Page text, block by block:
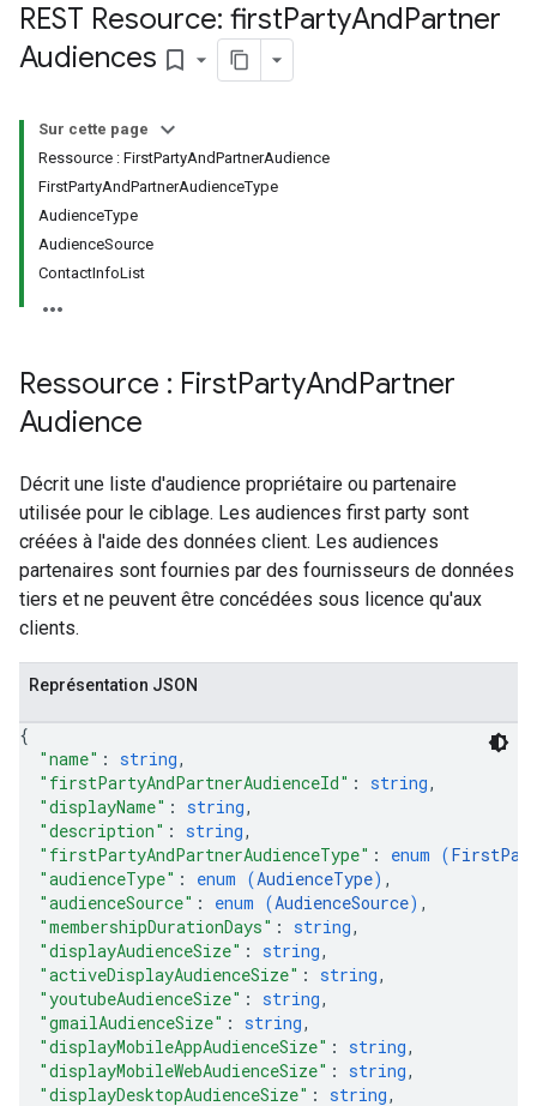
REST Resource: firstPartyAndPartner
Audiences bookmark_border
Sur cette page
Ressource : FirstPartyAndPartnerAudience
FirstPartyAndPartnerAudienceType
AudienceType
AudienceSource
ContactInfoList
Ressource : FirstPartyAndPartner
Audience
Décrit une liste d'audience propriétaire ou partenaire
utilisée pour le ciblage. Les audiences first party sont
créées à l'aide des données client. Les audiences
partenaires sont fournies par des fournisseurs de données
tiers et ne peuvent être concédées sous licence qu'aux
clients.
Représentation JSON
{
"name" : string,
"firstPartyAndPartnerAudienceId" : string,
"displayName" : string,
"description" : string,
"firstPartyAndPartnerAudienceType" : enum (
"audienceType" : enum (AudienceType) ,
"audienceSource" : enum (AudienceSource) ,
"membershipDurationDays" : string,
"displayAudienceSize" : string,
"activeDisplayAudienceSize" : string,
"youtubeAudienceSize" : string,
"gmailAudienceSize" : string,
"displayMobileAppAudienceSize" : string,
"displayMobileWebAudienceSize" : string,
"displayDesktopAudienceSize" : string,